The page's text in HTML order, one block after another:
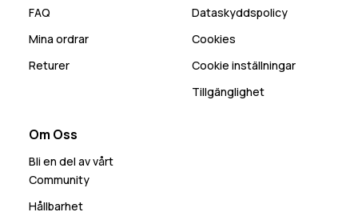
FAQ
Mina ordrar
Returer
Dataskyddspolicy
Cookies
Cookie inställningar
Tillgänglighet
Om Oss
Bli en del av vårt
Community
Hållbarhet